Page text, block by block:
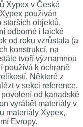
Xypex v České
používán
starších objektů,
odborné i laické
od roku vzrůstala (a
konstrukcí, na
tvoří významnou
používá k ochraně
Některé z
v sekci reference.
od kanadské
vyrábět materiály v
materiály Xypex,
Evropy.